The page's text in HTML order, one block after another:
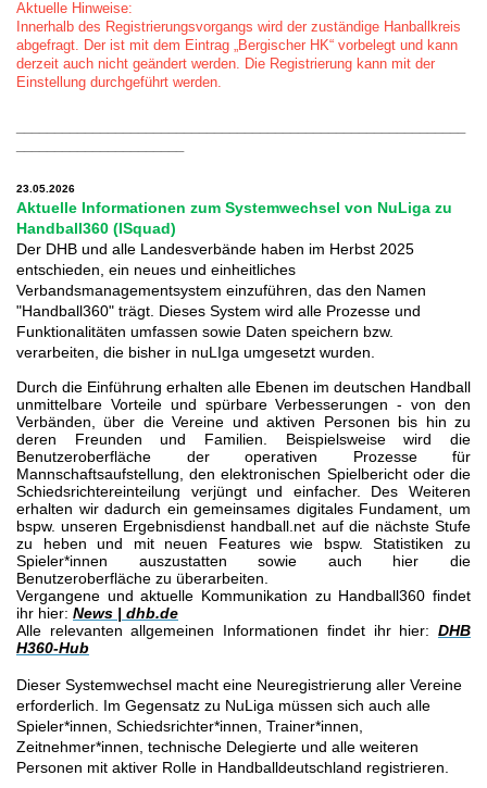
Aktuelle Hinweise:
Innerhalb des Registrierungsvorgangs wird der zuständige Hanballkreis
abgefragt. Der ist mit dem Eintrag „Bergischer HK“ vorbelegt und kann
derzeit auch nicht geändert werden. Die Registrierung kann mit der
Einstellung durchgeführt werden.
23.05.2026
Aktuelle Informationen zum Systemwechsel von NuLiga zu
Handball360 (ISquad)
Der DHB und alle Landesverbände haben im Herbst 2025
entschieden, ein neues und einheitliches
Verbandsmanagementsystem einzuführen, das den Namen
"Handball360" trägt. Dieses System wird alle Prozesse und
Funktionalitäten umfassen sowie Daten speichern bzw.
verarbeiten, die bisher in nuLIga umgesetzt wurden.
Durch die Einführung erhalten alle Ebenen im deutschen Handball
unmittelbare Vorteile und spürbare Verbesserungen - von den
Verbänden, über die Vereine und aktiven Personen bis hin zu
deren Freunden und Familien. Beispielsweise wird die
Benutzeroberfläche der operativen Prozesse für
Mannschaftsaufstellung, den elektronischen Spielbericht oder die
Schiedsrichtereinteilung verjüngt und einfacher. Des Weiteren
erhalten wir dadurch ein gemeinsames digitales Fundament, um
bspw. unseren Ergebnisdienst handball.net auf die nächste Stufe
zu heben und mit neuen Features wie bspw. Statistiken zu
Spieler*innen auszustatten sowie auch hier die
Benutzeroberfläche zu überarbeiten.
Vergangene und aktuelle Kommunikation zu Handball360 findet
ihr hier: News | dhb.de
Alle relevanten allgemeinen Informationen findet ihr hier: DHB
H360-Hub
Dieser Systemwechsel macht eine Neuregistrierung aller Vereine
erforderlich. Im Gegensatz zu NuLiga müssen sich auch alle
Spieler*innen, Schiedsrichter*innen, Trainer*innen,
Zeitnehmer*innen, technische Delegierte und alle weiteren
Personen mit aktiver Rolle in Handballdeutschland registrieren.